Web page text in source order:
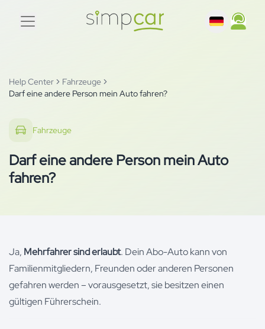
Help Center
Fahrzeuge
Darf eine andere Person mein Auto fahren?
Fahrzeuge
Darf eine andere Person mein Auto
fahren?
Ja, Mehrfahrer sind erlaubt. Dein Abo-Auto kann von
Familienmitgliedern, Freunden oder anderen Personen
gefahren werden – vorausgesetzt, sie besitzen einen
gültigen Führerschein.